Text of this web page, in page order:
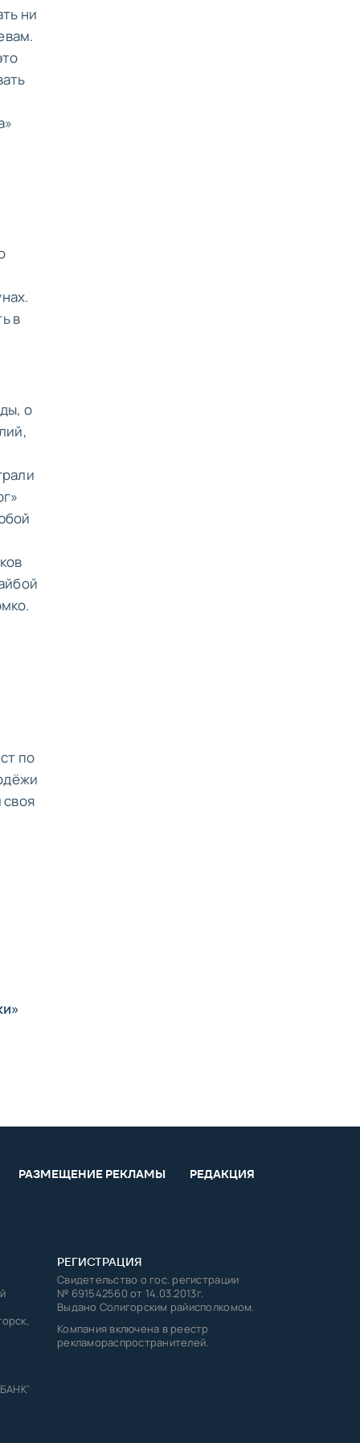
ни
в
о
по
РАЗМЕЩЕНИЕ РЕКЛАМЫ РЕДАКЦИЯ
РЕГИСТРАЦИЯ
Свидетельство о гос. регистрации
№ 691542560 от 14.03.2013г.
Выдано Солигорским райисполкомом.
Компания включена в реестр
рекламораспространителей.